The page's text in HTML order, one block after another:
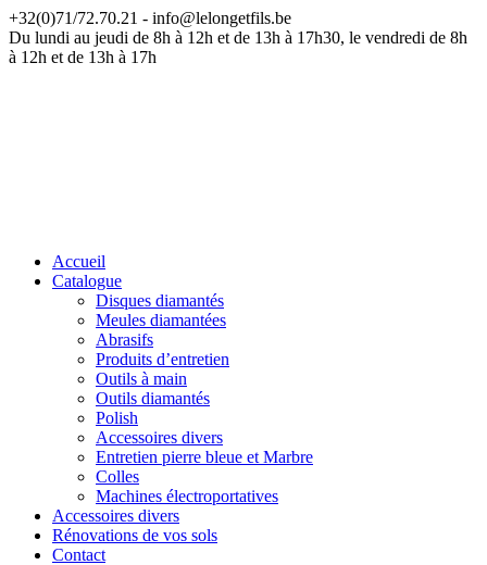
+32(0)71/72.70.21 - info@lelongetfils.be
Du lundi au jeudi de 8h à 12h et de 13h à 17h30, le vendredi de 8h
à 12h et de 13h à 17h
Accueil
Catalogue
Disques diamantés
Meules diamantées
Abrasifs
Produits d’entretien
Outils à main
Outils diamantés
Polish
Accessoires divers
Entretien pierre bleue et Marbre
Colles
Machines électroportatives
Accessoires divers
Rénovations de vos sols
Contact
ATTENTION — Nos bureaux sont fermés du 17 juillet au 9